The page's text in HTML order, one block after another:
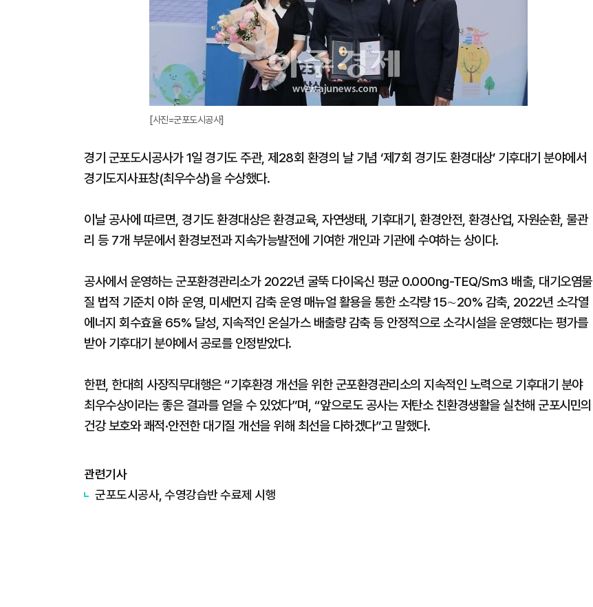
[사진=군포도시공사]
경기 군포도시공사가 1일 경기도 주관, 제28회 환경의 날 기념 ‘제7회 경기도 환경대상’ 기후대기 분야에서
경기도지사표창(최우수상)을 수상했다.
이날 공사에 따르면, 경기도 환경대상은 환경교육, 자연생태, 기후대기, 환경안전, 환경산업, 자원순환, 물관
리 등 7개 부문에서 환경보전과 지속가능발전에 기여한 개인과 기관에 수여하는 상이다.
공사에서 운영하는 군포환경관리소가 2022년 굴뚝 다이옥신 평균 0.000ng-TEQ/Sm3 배출, 대기오염물
질 법적 기준치 이하 운영, 미세먼지 감축 운영 매뉴얼 활용을 통한 소각량 15∼20% 감축, 2022년 소각열
에너지 회수효율 65% 달성, 지속적인 온실가스 배출량 감축 등 안정적으로 소각시설을 운영했다는 평가를
받아 기후대기 분야에서 공로를 인정받았다.
한편, 한대희 사장직무대행은 “기후환경 개선을 위한 군포환경관리소의 지속적인 노력으로 기후대기 분야
최우수상이라는 좋은 결과를 얻을 수 있었다”며, “앞으로도 공사는 저탄소 친환경생활을 실천해 군포시민의
건강 보호와 쾌적·안전한 대기질 개선을 위해 최선을 다하겠다”고 말했다.
관련기사
군포도시공사, 수영강습반 수료제 시행